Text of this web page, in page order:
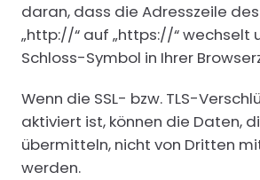
daran, dass die Adresszeile
„http://“ auf „https://“ wechselt
Schloss-Symbol in Ihrer
Wenn die SSL- bzw. TLS-
aktiviert ist, können die Daten,
übermitteln, nicht von Dritten
werden.